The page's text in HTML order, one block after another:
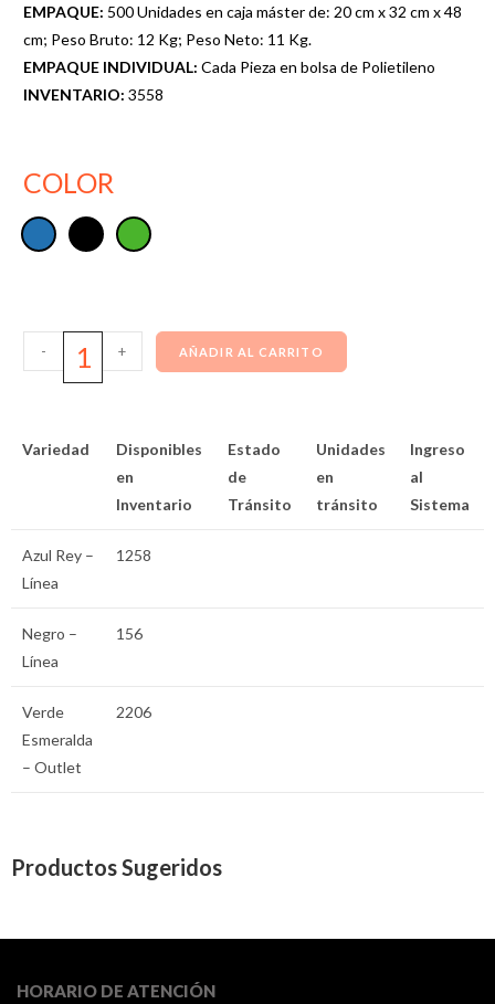
EMPAQUE: 500 Unidades en caja máster de: 20 cm x 32 cm x 48
cm; Peso Bruto: 12 Kg; Peso Neto: 11 Kg.
EMPAQUE INDIVIDUAL: Cada Pieza en bolsa de Polietileno
INVENTARIO: 3558
COLOR
- + AÑADIR AL CARRITO
Variedad
Disponibles
en
Inventario
Estado
de
Tránsito
Unidades
en
tránsito
Ingreso
al
Sistema
Azul Rey –
Línea
1258
Negro –
Línea
156
Verde
Esmeralda
– Outlet
2206
Productos Sugeridos
HORARIO DE ATENCIÓN